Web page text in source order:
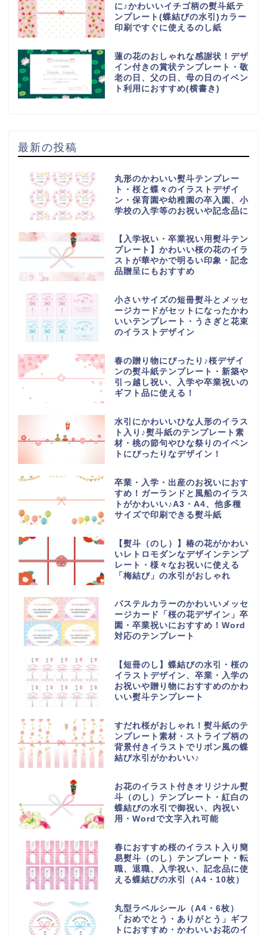
に♪かわいいイチゴ柄の熨斗紙テ
ンプレート(蝶結びの水引)カラー
印刷ですぐに使えるのし紙
蓮の花のおしゃれな感謝状！デザ
イン付きの賞状テンプレート・敬
老の日、父の日、母の日のイベン
ト利用におすすめ(横書き)
最新の投稿
丸形のかわいい熨斗テンプレー
ト・桜と蝶々のイラストデザイ
ン・保育園や幼稚園の卒入園、小
学校の入学等のお祝いや記念品に
【入学祝い・卒業祝い用熨斗テン
プレート】かわいい桜の花のイラ
ストが華やかで明るい印象・記念
品贈呈にもおすすめ
小さいサイズの短冊熨斗とメッセ
ージカードがセットになったかわ
いいテンプレート・うさぎと花束
のイラストデザイン
春の贈り物にぴったり♪桜デザイ
ンの熨斗紙テンプレート・新築や
引っ越し祝い、入学や卒業祝いの
ギフト品に使える！
水引にかわいいひな人形のイラス
ト入り♪熨斗紙のテンプレート素
材・桃の節句やひな祭りのイベン
トにぴったりなデザイン！
卒業・入学・出産のお祝いにおす
すめ！ガーランドと風船のイラス
トがかわいい♪A3・A4、他多種
サイズで印刷できる熨斗紙
【熨斗（のし）】椿の花がかわい
いレトロモダンなデザインテンプ
レート・様々なお祝いに使える
「梅結び」の水引がおしゃれ
パステルカラーのかわいいメッセ
ージカード「桜の花デザイン」卒
園・卒業祝いにおすすめ！Word
対応のテンプレート
【短冊のし】蝶結びの水引・桜の
イラストデザイン、卒業・入学の
お祝いや贈り物におすすめのかわ
いい熨斗テンプレート
すだれ桜がおしゃれ！熨斗紙のテ
ンプレート素材・ストライプ柄の
背景付きイラストでリボン風の蝶
結び水引がかわいい♪
お花のイラスト付きオリジナル熨
斗（のし）テンプレート・紅白の
蝶結びの水引で御祝い、内祝い
用・Wordで文字入れ可能
春におすすめ桜のイラスト入り簡
易熨斗（のし）テンプレート・転
職、退職、入学祝い、記念品に使
える蝶結びの水引（A4・10枚）
丸型ラベルシール（A4・6枚）
「おめでとう・ありがとう」ギフ
トにおすすめ・かわいいお花のイ